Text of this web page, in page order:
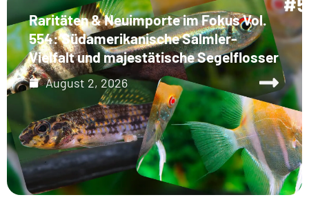
Raritäten & Neuimporte im Fokus Vol.
554: Südamerikanische Salmler-
Vielfalt und majestätische Segelflosser
August 2, 2026